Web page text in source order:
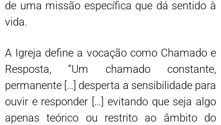
de uma missão específica que dá sentido à
vida.
A Igreja define a vocação como Chamado e
Resposta, “Um chamado constante,
permanente […] desperta a sensibilidade para
ouvir e responder […] evitando que seja algo
apenas teórico ou restrito ao âmbito do